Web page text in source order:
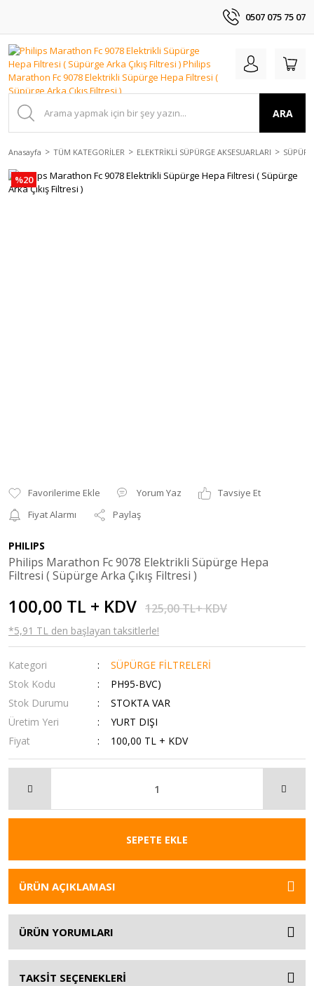
0507 075 75 07
ARA
Anasayfa TÜM KATEGORİLER ELEKTRİKLİ SÜPÜRGE AKSESUARLARI
%20
Yorum Yaz
Tavsiye Et
Fiyat Alarmı
Paylaş
PHILIPS
Philips Marathon Fc 9078 Elektrikli Süpürge Hepa
Filtresi ( Süpürge Arka Çıkış Filtresi )
100,00 TL + KDV 125,00 TL+ KDV
*5,91 TL den başlayan taksitlerle!
Kategori
SÜPÜRGE FİLTRELERİ
Stok Kodu
PH95-BVC)
Stok Durumu
STOKTA VAR
Üretim Yeri
YURT DIŞI
Fiyat
100,00 TL + KDV
SEPETE EKLE
ÜRÜN AÇIKLAMASI
ÜRÜN YORUMLARI
TAKSİT SEÇENEKLERİ